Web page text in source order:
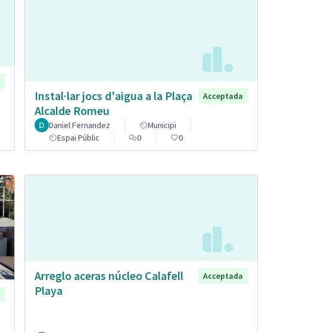
Instal·lar jocs d'aigua a la Plaça
Alcalde Romeu
Acceptada
Daniel Fernandez
Municipi
Espai Públic
0 0
Arreglo aceras núcleo Calafell
Playa
Acceptada